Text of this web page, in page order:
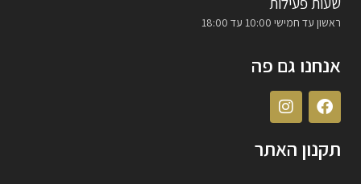
ראשון עד חמישי 10:00 עד 18:00
אנחנו גם פה
תקנון האתר